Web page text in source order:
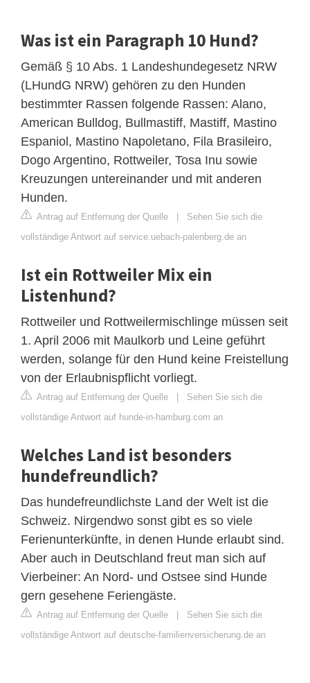
Was ist ein Paragraph 10 Hund?
Gemäß § 10 Abs. 1 Landeshundegesetz NRW
(LHundG NRW) gehören zu den Hunden
bestimmter Rassen folgende Rassen: Alano,
American Bulldog, Bullmastiff, Mastiff, Mastino
Espaniol, Mastino Napoletano, Fila Brasileiro,
Dogo Argentino, Rottweiler, Tosa Inu sowie
Kreuzungen untereinander und mit anderen
Hunden.
Antrag auf Entfernung der Quelle | Sehen Sie sich die
vollständige Antwort auf service.uebach-palenberg.de an
Ist ein Rottweiler Mix ein
Listenhund?
Rottweiler und Rottweilermischlinge müssen seit
1. April 2006 mit Maulkorb und Leine geführt
werden, solange für den Hund keine Freistellung
von der Erlaubnispflicht vorliegt.
Antrag auf Entfernung der Quelle | Sehen Sie sich die
vollständige Antwort auf hunde-in-hamburg.com an
Welches Land ist besonders
hundefreundlich?
Das hundefreundlichste Land der Welt ist die
Schweiz. Nirgendwo sonst gibt es so viele
Ferienunterkünfte, in denen Hunde erlaubt sind.
Aber auch in Deutschland freut man sich auf
Vierbeiner: An Nord- und Ostsee sind Hunde
gern gesehene Feriengäste.
Antrag auf Entfernung der Quelle | Sehen Sie sich die
vollständige Antwort auf deutsche-familienversicherung.de an